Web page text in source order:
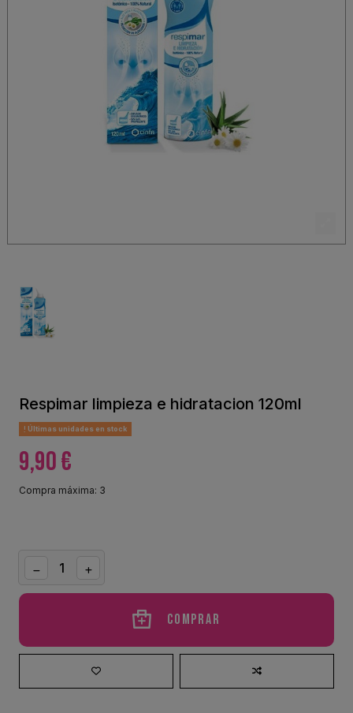
Respimar limpieza e hidratacion 120ml
Últimas unidades en stock
9,90 €
Compra máxima: 3
Comprar